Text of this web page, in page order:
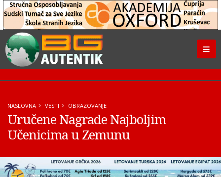
NASLOVNA VESTI OBRAZOVANJE
Uručene Nagrade Najboljim
Učenicima u Zemunu